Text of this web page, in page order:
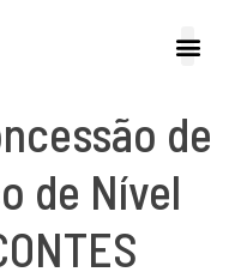
de
de Nível